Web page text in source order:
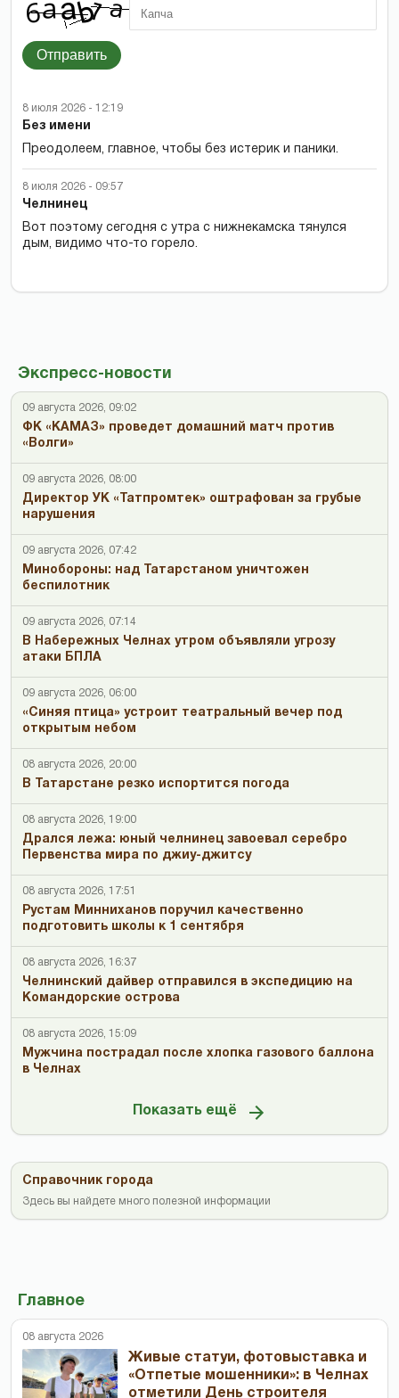
Экспресс-новости
09 августа 2026, 09:02
ФК «КАМАЗ» проведет домашний матч против
«Волги»
09 августа 2026, 08:00
Директор УК «Татпромтек» оштрафован за грубые
нарушения
09 августа 2026, 07:42
Минобороны: над Татарстаном уничтожен
беспилотник
09 августа 2026, 07:14
В Набережных Челнах утром объявляли угрозу
атаки БПЛА
09 августа 2026, 06:00
«Синяя птица» устроит театральный вечер под
открытым небом
08 августа 2026, 20:00
В Татарстане резко испортится погода
08 августа 2026, 19:00
Дрался лежа: юный челнинец завоевал серебро
Первенства мира по джиу-джитсу
08 августа 2026, 17:51
Рустам Минниханов поручил качественно
подготовить школы к 1 сентября
08 августа 2026, 16:37
Челнинский дайвер отправился в экспедицию на
Командорские острова
08 августа 2026, 15:09
Мужчина пострадал после хлопка газового баллона
в Челнах
Показать ещё
Справочник города
Здесь вы найдете много полезной информации
Главное
08 августа 2026
Живые статуи, фотовыставка и
«Отпетые мошенники»: в Челнах
отметили День строителя
Отправить
8 июля 2026 - 12:19
Без имени
Преодолеем, главное, чтобы без истерик и паники.
8 июля 2026 - 09:57
Челнинец
Вот поэтому сегодня с утра с нижнекамска тянулся
дым, видимо что-то горело.